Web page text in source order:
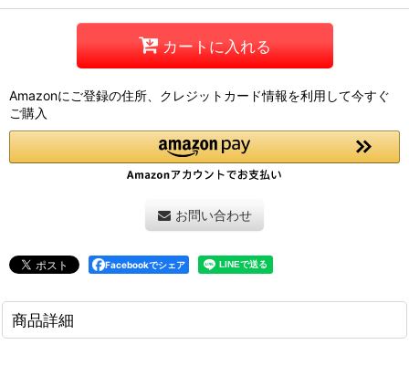
カートに入れる
Amazonにご登録の住所、クレジットカード情報を利用して今すぐ
ご購入
お問い合わせ
Facebookでシェア
商品詳細